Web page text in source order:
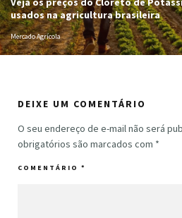
usados na agricultura brasileira
Mercado Agrícola
DEIXE UM COMENTÁRIO
O seu endereço de e-mail não será
obrigatórios são marcados com *
COMENTÁRIO *